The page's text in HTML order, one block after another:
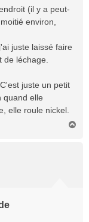
(il y a peut-
environ,
juste laissé faire
léchage.
juste un petit
quand elle
elle roule nickel.